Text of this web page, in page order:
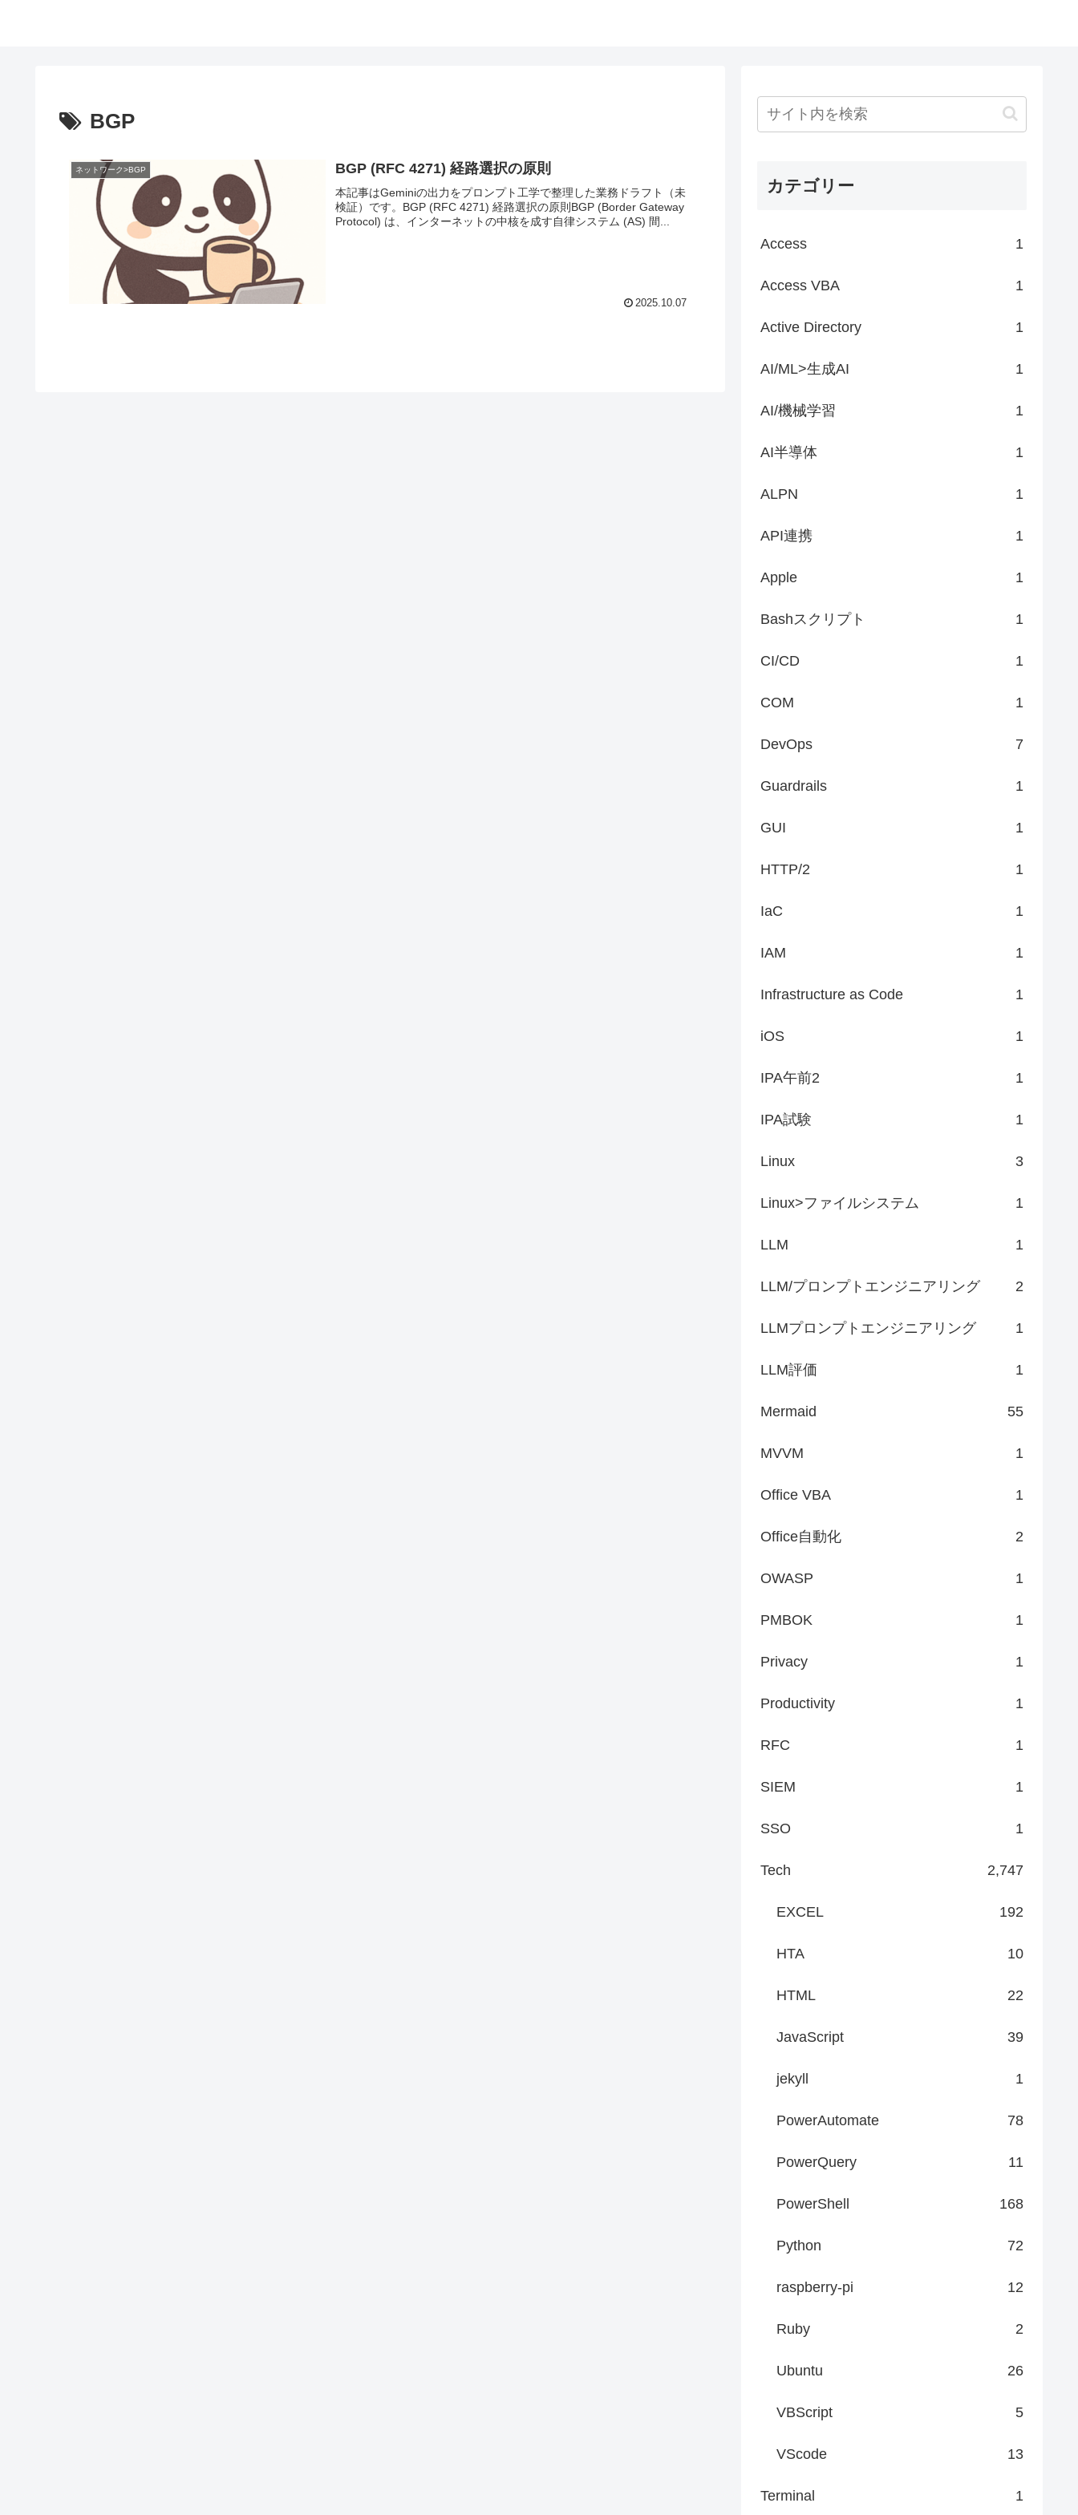
BGP
ネットワーク>BGP BGP (RFC 4271) 経路選択の原則
本記事はGeminiの出力をプロンプト工学で整理した業務ドラフト（未
検証）です。BGP (RFC 4271) 経路選択の原則BGP (Border Gateway
Protocol) は、インターネットの中核を成す自律システム (AS) 間...
2025.10.07
カテゴリー
Access 1
Access VBA 1
Active Directory 1
AI/ML>生成AI 1
AI/機械学習 1
AI半導体 1
ALPN 1
API連携 1
Apple 1
Bashスクリプト 1
CI/CD 1
COM 1
DevOps 7
Guardrails 1
GUI 1
HTTP/2 1
IaC 1
IAM 1
Infrastructure as Code 1
iOS 1
IPA午前2 1
IPA試験 1
Linux 3
Linux>ファイルシステム 1
LLM 1
LLM/プロンプトエンジニアリング 2
LLMプロンプトエンジニアリング 1
LLM評価 1
Mermaid 55
MVVM 1
Office VBA 1
Office自動化 2
OWASP 1
PMBOK 1
Privacy 1
Productivity 1
RFC 1
SIEM 1
SSO 1
Tech 2,747
EXCEL 192
HTA 10
HTML 22
JavaScript 39
jekyll 1
PowerAutomate 78
PowerQuery 11
PowerShell 168
Python 72
raspberry-pi 12
Ruby 2
Ubuntu 26
VBScript 5
VScode 13
Terminal 1